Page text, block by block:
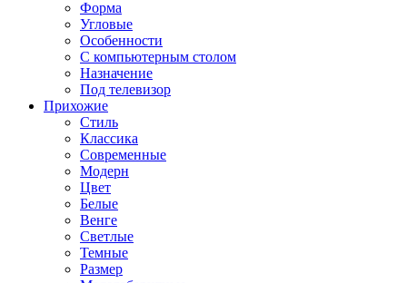
Форма
Угловые
Особенности
С компьютерным столом
Назначение
Под телевизор
Прихожие
Стиль
Классика
Современные
Модерн
Цвет
Белые
Венге
Светлые
Темные
Размер